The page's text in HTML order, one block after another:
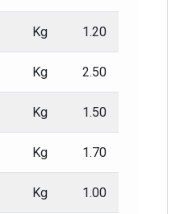
Kg 1.20
Kg 2.50
Kg 1.50
Kg 1.70
Kg 1.00